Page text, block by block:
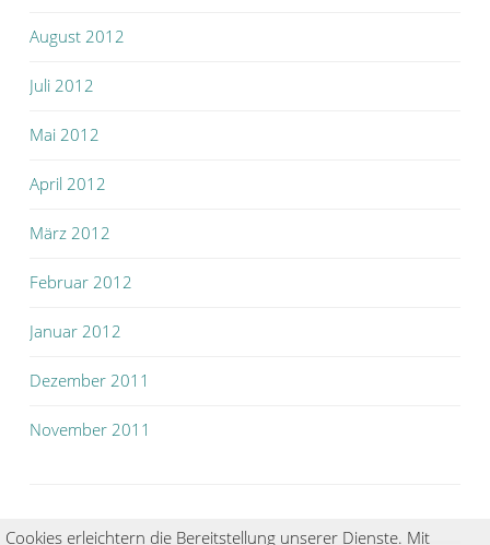
August 2012
Juli 2012
Mai 2012
April 2012
März 2012
Februar 2012
Januar 2012
Dezember 2011
November 2011
Cookies erleichtern die Bereitstellung unserer Dienste. Mit